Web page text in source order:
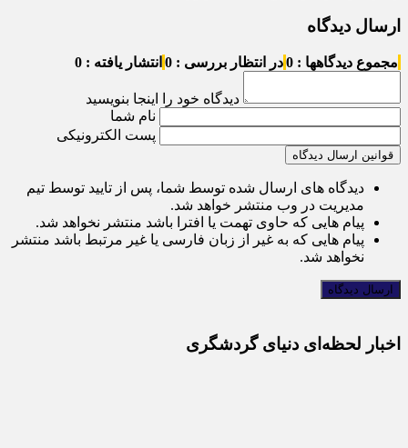
ارسال دیدگاه
مجموع دیدگاهها : 0 در انتظار بررسی : 0 انتشار یافته : 0
دیدگاه خود را اینجا بنویسید
نام شما
پست الکترونیکی
قوانین ارسال دیدگاه
دیدگاه های ارسال شده توسط شما، پس از تایید توسط تیم
مدیریت در وب منتشر خواهد شد.
پیام هایی که حاوی تهمت یا افترا باشد منتشر نخواهد شد.
پیام هایی که به غیر از زبان فارسی یا غیر مرتبط باشد منتشر
نخواهد شد.
اخبار لحظه‌ای دنیای گردشگری